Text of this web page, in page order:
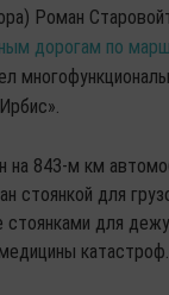
Роман
дорогам по
на 843-м км
стоянкой для
стоянками для
катастроф.